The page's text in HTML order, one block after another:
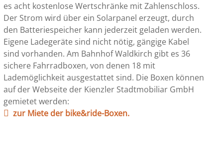
es acht kostenlose Wertschränke mit Zahlenschloss.
Der Strom wird über ein Solarpanel erzeugt, durch
den Batteriespeicher kann jederzeit geladen werden.
Eigene Ladegeräte sind nicht nötig, gängige Kabel
sind vorhanden. Am Bahnhof Waldkirch gibt es 36
sichere Fahrradboxen, von denen 18 mit
Lademöglichkeit ausgestattet sind. Die Boxen können
auf der Webseite der Kienzler Stadtmobiliar GmbH
gemietet werden:
zur Miete der bike&ride-Boxen.